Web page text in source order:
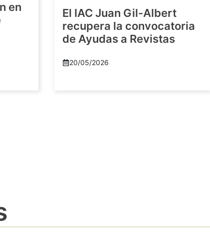
en
El IAC Juan Gil-Albert
recupera la convocatoria
de Ayudas a Revistas
20/05/2026